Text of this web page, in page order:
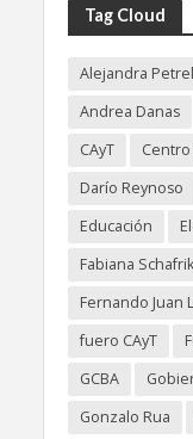
Tag Cloud
Alejandra
Andrea Danas
CAyT
Centro
Darío Reynoso
Educación
Fabiana Schafrik
Fernando Juan
fuero CAyT
GCBA
Gonzalo Rua